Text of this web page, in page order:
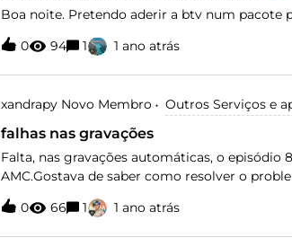
Boa noite. Pretendo aderir a btv num pacote
0
94 1 1 ano atrás
xandrapy Novo Membro Outros Serviços e
falhas nas gravações
Falta, nas gravações automáticas, o episódio
AMC.Gostava de saber como resolver o
0
66 1 1 ano atrás